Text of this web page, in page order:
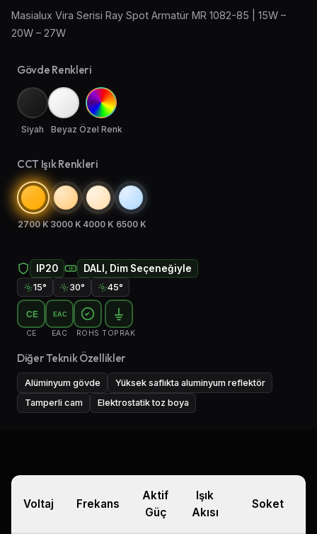
Aplik Aydınlatma
Endüstriyel Aydınlatma
Acil Aydınlatma ve Yönlendirmeler
Masialux Vira Serisi Ray Spot Armatür MR 1082-85 | 15W –
20W – 27W
Gövde Renkleri
Siyah Beyaz Özel Renk
CCT Işık Renkleri
2700 K 3000 K 4000 K 6500 K
IP20 DALI, Dim Seçeneğiyle
15° 30° 45°
CE
CE
EAC
EAC ROHS TOPRAK
Diğer Teknik Özellikler
Alüminyum gövde
Yüksek saflıkta aluminyum reflektör
Tamperli cam
Elektrostatik toz boya
Voltaj Frekans
Aktif
Güç
Işık
Akısı
Soket